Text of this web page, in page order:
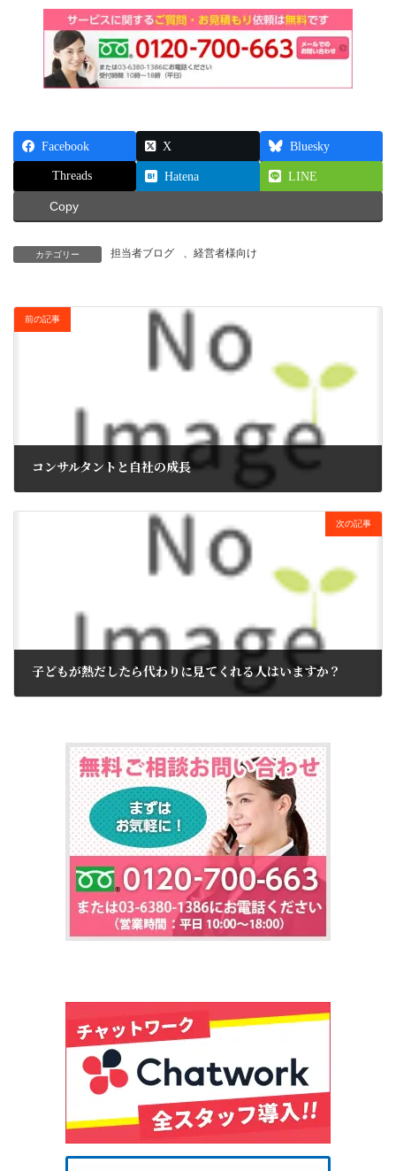
Facebook X Bluesky
Threads Hatena LINE
Copy
カテゴリー 担当者ブログ 、 経営者様向け
前の記事
コンサルタントと自社の成長
次の記事
子どもが熱だしたら代わりに見てくれる人はいますか？